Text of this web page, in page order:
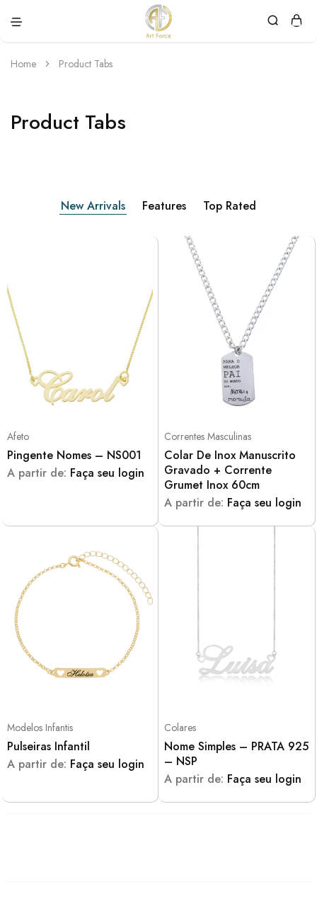
Force
personalizadas
Home Product Tabs
Product Tabs
New Arrivals Features Top Rated
Afeto
Pingente Nomes – NS001
A partir de: Faça seu login
Correntes Masculinas
Colar De Inox Manuscrito
Gravado + Corrente
Grumet Inox 60cm
A partir de: Faça seu login
Modelos Infantis
Pulseiras Infantil
A partir de: Faça seu login
Colares
Nome Simples – PRATA 925
– NSP
A partir de: Faça seu login